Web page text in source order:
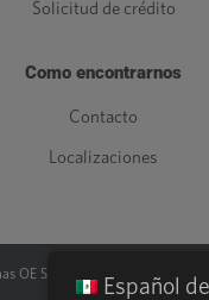
Solicitud de crédito
Como encontrarnos
Contacto
Localizaciones
OE Solutions, LLC. |
Español